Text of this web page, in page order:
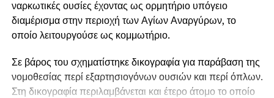
ναρκωτικές ουσίες έχοντας ως ορμητήριο υπόγειο
διαμέρισμα στην περιοχή των Αγίων Αναργύρων, το
οποίο λειτουργούσε ως κομμωτήριο.
Σε βάρος του σχηματίστηκε δικογραφία για παράβαση της
νομοθεσίας περί εξαρτησιογόνων ουσιών και περί όπλων.
Στη δικογραφία περιλαμβάνεται και έτερο άτομο το οποίο